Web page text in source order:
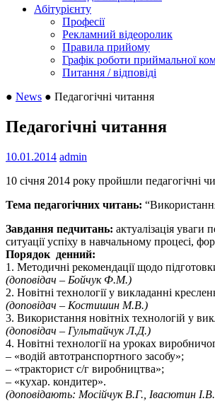
Абітурієнту
Професії
Рекламний відеоролик
Правила прийому
Графік роботи приймальної
Питання / відповіді
● News ● Педагогічні читання
Педагогічні читання
10.01.2014 admin
10 січня 2014 року пройшли педагогічні
Тема педагогічних читань:
Завдання педчитань: актуалізація уваги
ситуації успіху в навчальному процесі,
Порядок денний:
1. Методичні рекомендації щодо
(доповідач – Бойчук Ф.М.)
2. Новітні технології у викладанні
(доповідач – Костишин М.В.)
3. Використання новітніх технологій у
(доповідач – Гультайчук Л.Д.)
4. Новітні технології на уроках
– «водій автотранспортного засобу»;
– «тракторист с/г виробництва»;
– «кухар. кондитер».
(доповідають: Мосійчук В.Г., Івасютин І.В.,